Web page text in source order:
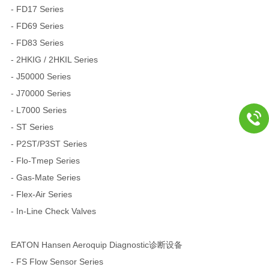
- FD17 Series
- FD69 Series
- FD83 Series
- 2HKIG / 2HKIL Series
- J50000 Series
- J70000 Series
- L7000 Series
- ST Series
- P2ST/P3ST Series
- Flo-Tmep Series
- Gas-Mate Series
- Flex-Air Series
- In-Line Check Valves
EATON Hansen Aeroquip Diagnostic诊断设备
- FS Flow Sensor Series